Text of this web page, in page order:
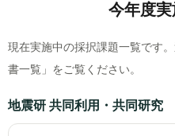
今年度
現在実施中の採択課題一覧です
書一覧」をご覧ください。
地震研 共同利用・共同研究